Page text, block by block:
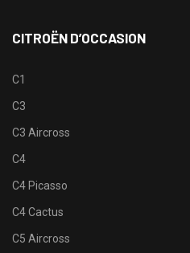
CITROËN D’OCCASION
C1
C3
C3 Aircross
C4
C4 Picasso
C4 Cactus
C5 Aircross